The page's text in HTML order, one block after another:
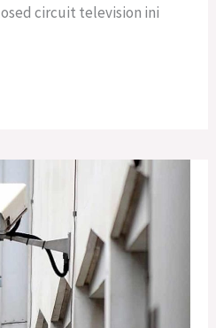
circuit television ini